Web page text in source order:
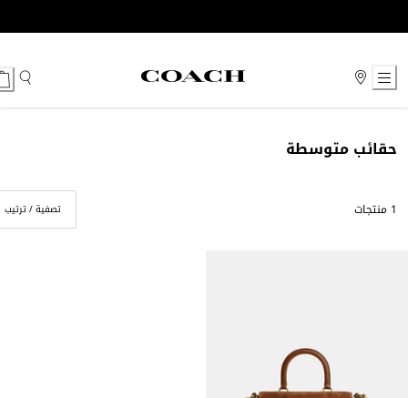
to
حقائب متوسطة
1 منتجات تصفية / ترتيب